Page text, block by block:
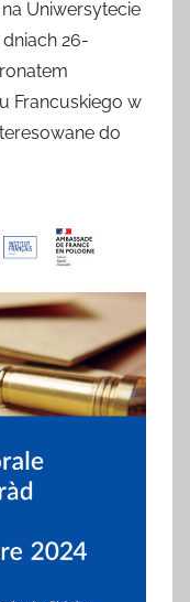
Uniwersytecie
26-
Francuskiego w
do